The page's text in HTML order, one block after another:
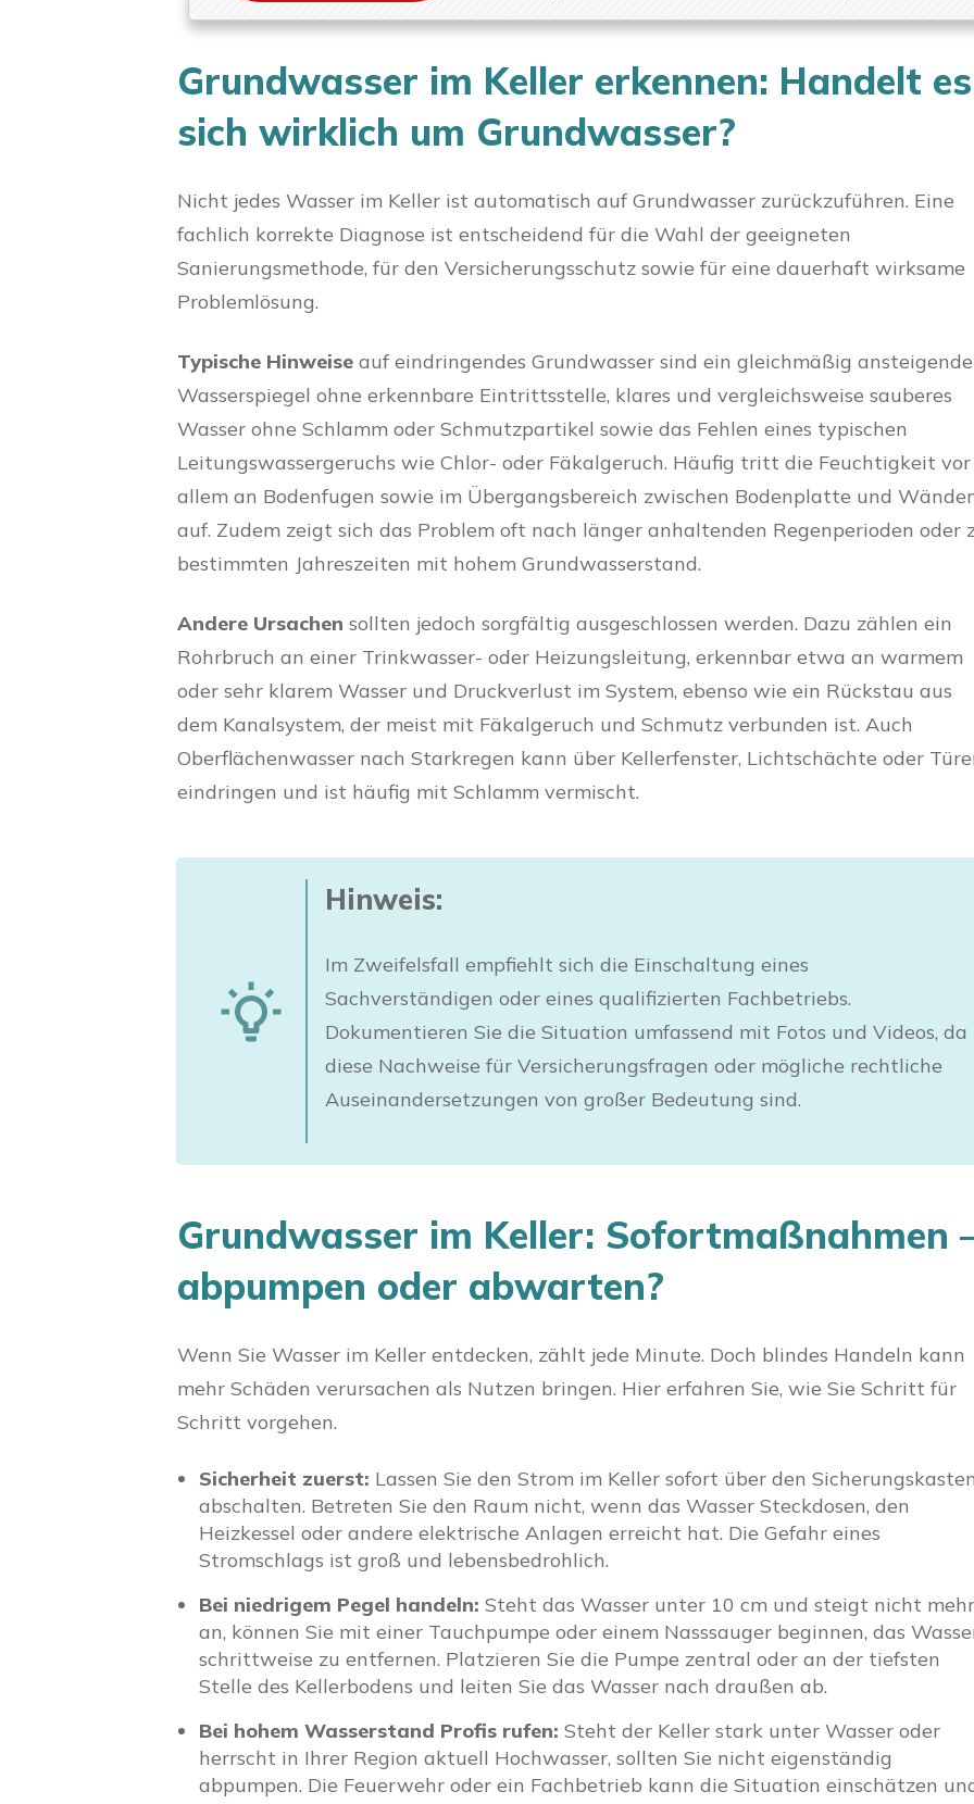
Grundwasser im Keller erkennen: Handelt es
sich wirklich um Grundwasser?
Nicht jedes Wasser im Keller ist automatisch auf Grundwasser zurückzuführen. Eine
fachlich korrekte Diagnose ist entscheidend für die Wahl der geeigneten
Sanierungsmethode, für den Versicherungsschutz sowie für eine dauerhaft wirksame
Problemlösung.
Typische Hinweise auf eindringendes Grundwasser sind ein gleichmäßig
Wasserspiegel ohne erkennbare Eintrittsstelle, klares und vergleichsweise sauberes
Wasser ohne Schlamm oder Schmutzpartikel sowie das Fehlen eines typischen
Leitungswassergeruchs wie Chlor- oder Fäkalgeruch. Häufig tritt die Feuchtigkeit vor
allem an Bodenfugen sowie im Übergangsbereich zwischen Bodenplatte und
auf. Zudem zeigt sich das Problem oft nach länger anhaltenden Regenperioden oder
bestimmten Jahreszeiten mit hohem Grundwasserstand.
Andere Ursachen sollten jedoch sorgfältig ausgeschlossen werden. Dazu zählen ein
Rohrbruch an einer Trinkwasser- oder Heizungsleitung, erkennbar etwa an warmem
oder sehr klarem Wasser und Druckverlust im System, ebenso wie ein Rückstau aus
dem Kanalsystem, der meist mit Fäkalgeruch und Schmutz verbunden ist. Auch
Oberflächenwasser nach Starkregen kann über Kellerfenster, Lichtschächte oder
eindringen und ist häufig mit Schlamm vermischt.
Hinweis:
Im Zweifelsfall empfiehlt sich die Einschaltung eines
Sachverständigen oder eines qualifizierten Fachbetriebs.
Dokumentieren Sie die Situation umfassend mit Fotos und Videos, da
diese Nachweise für Versicherungsfragen oder mögliche rechtliche
Auseinandersetzungen von großer Bedeutung sind.
Grundwasser im Keller: Sofortmaßnahmen
abpumpen oder abwarten?
Wenn Sie Wasser im Keller entdecken, zählt jede Minute. Doch blindes Handeln kann
mehr Schäden verursachen als Nutzen bringen. Hier erfahren Sie, wie Sie Schritt für
Schritt vorgehen.
Sicherheit zuerst: Lassen Sie den Strom im Keller sofort über den Sicherungskasten
abschalten. Betreten Sie den Raum nicht, wenn das Wasser Steckdosen, den
Heizkessel oder andere elektrische Anlagen erreicht hat. Die Gefahr eines
Stromschlags ist groß und lebensbedrohlich.
Bei niedrigem Pegel handeln: Steht das Wasser unter 10 cm und steigt nicht mehr
an, können Sie mit einer Tauchpumpe oder einem Nasssauger beginnen, das
schrittweise zu entfernen. Platzieren Sie die Pumpe zentral oder an der tiefsten
Stelle des Kellerbodens und leiten Sie das Wasser nach draußen ab.
Bei hohem Wasserstand Profis rufen: Steht der Keller stark unter Wasser oder
herrscht in Ihrer Region aktuell Hochwasser, sollten Sie nicht eigenständig
abpumpen. Die Feuerwehr oder ein Fachbetrieb kann die Situation einschätzen